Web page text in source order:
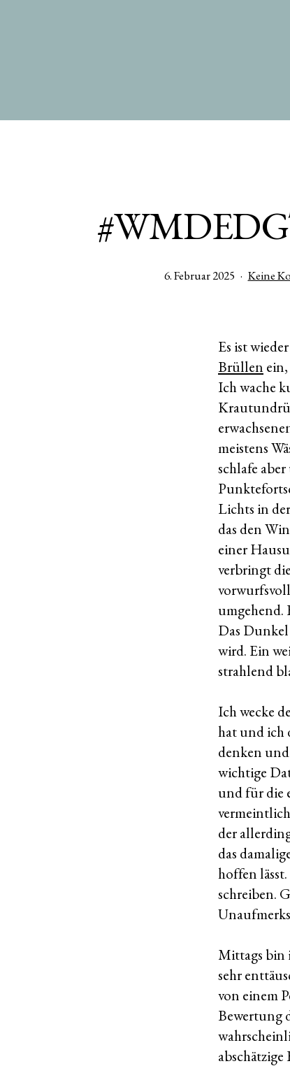
Veröffentlicht
6. Februar 2025 Keine
Es ist
Brüllen
Ich wache
meistens
schlafe
Lichts in
das den
einer
verbringt
umgehend.
Das
wird. Ein
strahlend
Ich wecke
hat und ich
denken
wichtige
und für die
der
das
hoffen
schreiben.
Mittags bin
sehr
von einem
Bewertung